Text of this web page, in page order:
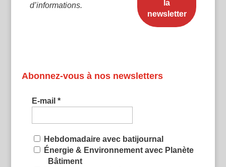
d’informations.
Abonnez-vous à nos newsletters
E-mail *
Hebdomadaire avec batijournal
Énergie & Environnement avec Planète
Bâtiment